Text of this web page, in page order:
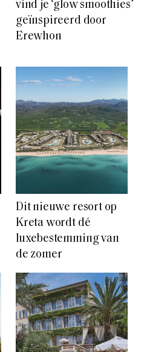
vind je ‘glow smoothies’
geïnspireerd door
Erewhon
Dit nieuwe resort op
Kreta wordt dé
luxebestemming van
de zomer